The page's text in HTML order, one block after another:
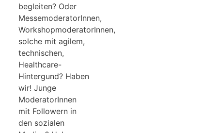
begleiten? Oder
MessemoderatorInnen,
WorkshopmoderatorInnen,
solche mit agilem,
technischen,
Healthcare-
Hintergund? Haben
wir! Junge
ModeratorInnen
mit Followern in
den sozialen